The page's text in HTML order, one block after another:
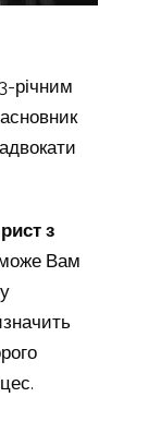
річним
з
Вам